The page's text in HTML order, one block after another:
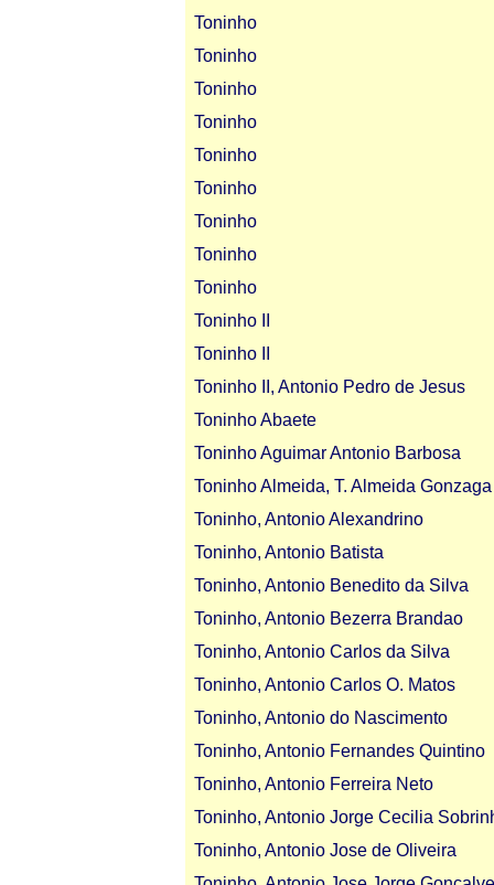
Toninho
Toninho
Toninho
Toninho
Toninho
Toninho
Toninho
Toninho
Toninho
Toninho II
Toninho II
Toninho II, Antonio Pedro de Jesus
Toninho Abaete
Toninho Aguimar Antonio Barbosa
Toninho Almeida, T. Almeida Gonzaga
Toninho, Antonio Alexandrino
Toninho, Antonio Batista
Toninho, Antonio Benedito da Silva
Toninho, Antonio Bezerra Brandao
Toninho, Antonio Carlos da Silva
Toninho, Antonio Carlos O. Matos
Toninho, Antonio do Nascimento
Toninho, Antonio Fernandes Quintino
Toninho, Antonio Ferreira Neto
Toninho, Antonio Jorge Cecilia
Toninho, Antonio Jose de Oliveira